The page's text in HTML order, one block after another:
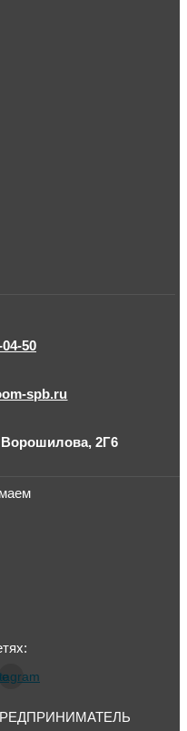
50
spb.ru
Ворошилова, 2Г6